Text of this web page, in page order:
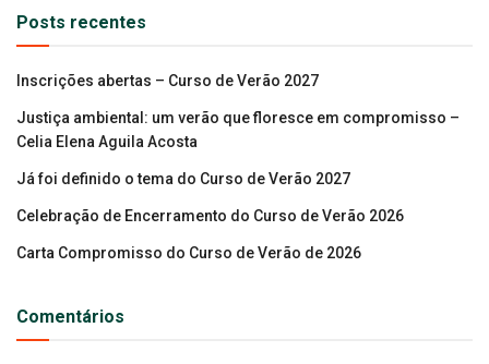
Posts recentes
Inscrições abertas – Curso de Verão 2027
Justiça ambiental: um verão que floresce em compromisso –
Celia Elena Aguila Acosta
Já foi definido o tema do Curso de Verão 2027
Celebração de Encerramento do Curso de Verão 2026
Carta Compromisso do Curso de Verão de 2026
Comentários